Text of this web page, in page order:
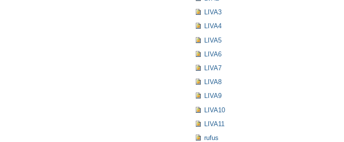
LIVA3
LIVA4
LIVA5
LIVA6
LIVA7
LIVA8
LIVA9
LIVA10
LIVA11
rufus